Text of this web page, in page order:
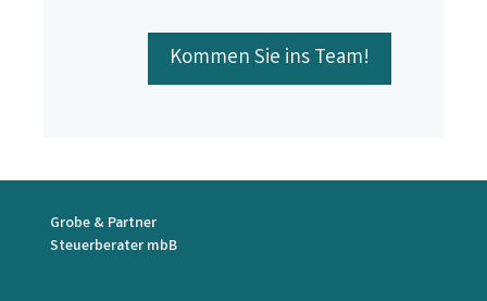
Kommen Sie ins Team!
Grobe & Partner
Steuerberater mbB